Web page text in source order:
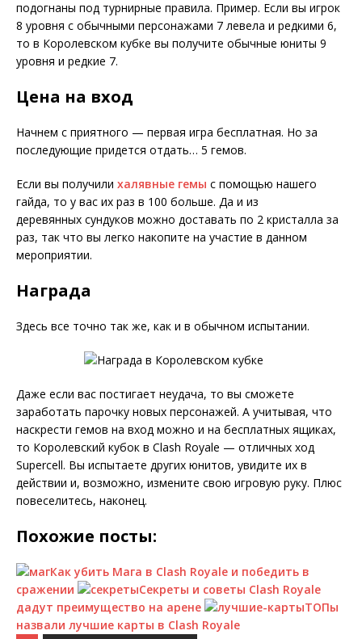
подогнаны под турнирные правила. Пример. Если вы игрок
8 уровня с обычными персонажами 7 левела и редкими 6,
то в Королевском кубке вы получите обычные юниты 9
уровня и редкие 7.
Цена на вход
Начнем с приятного — первая игра бесплатная. Но за
последующие придется отдать… 5 гемов.
Если вы получили халявные гемы с помощью нашего
гайда, то у вас их раз в 100 больше. Да и из
деревянных сундуков можно доставать по 2 кристалла за
раз, так что вы легко накопите на участие в данном
мероприятии.
Награда
Здесь все точно так же, как и в обычном испытании.
Даже если вас постигает неудача, то вы сможете
заработать парочку новых персонажей. А учитывая, что
наскрести гемов на вход можно и на бесплатных ящиках,
то Королевский кубок в Clash Royale — отличных ход
Supercell. Вы испытаете других юнитов, увидите их в
действии и, возможно, измените свою игровую руку. Плюс
повеселитесь, наконец.
Похожие посты:
Как убить Мага в Clash Royale и победить в
сражении
Секреты и советы Clash Royale
дадут преимущество на арене
ТОПы
назвали лучшие карты в Clash Royale